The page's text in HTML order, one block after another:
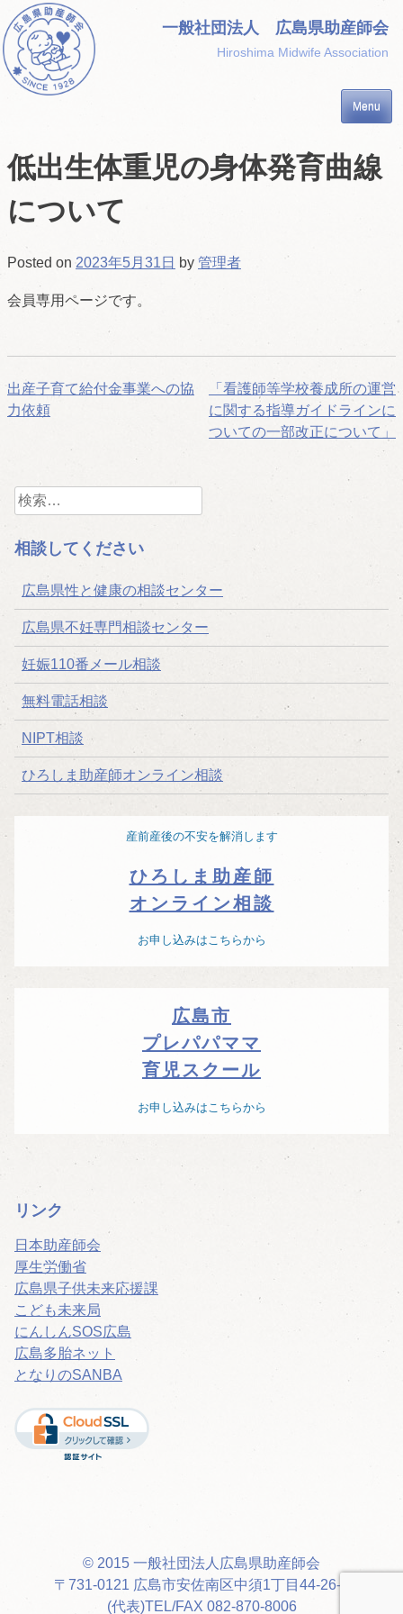
Skip
to
content
一般社団法人 広島県助産師会
Hiroshima Midwife Association
Menu
低出生体重児の身体発育曲線
について
Posted on 2023年5月31日 by 管理者
会員専用ページです。
投
稿
ビ
ゲ
ー
シ
ョ
ン
出産子育て給付金事業への協
力依頼
「看護師等学校養成所の運営
に関する指導ガイドラインに
ついての一部改正について」
検
索:
相談してください
広島県性と健康の相談センター
広島県不妊専門相談センター
妊娠110番メール相談
無料電話相談
NIPT相談
ひろしま助産師オンライン相談
産前産後の不安を解消します
ひろしま助産師
オンライン相談
お申し込みはこちらから
広島市
プレパパママ
育児スクール
お申し込みはこちらから
リンク
日本助産師会
厚生労働省
広島県子供未来応援課
こども未来局
にんしんSOS広島
広島多胎ネット
となりのSANBA
© 2015 一般社団法人広島県助産師会
〒731-0121 広島市安佐南区中須1丁目44-26-8
(代表)TEL/FAX 082-870-8006